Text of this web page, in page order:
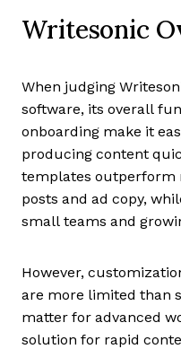
Writesonic
When judging
software, its overall
onboarding make it
producing content
templates outperform
posts and ad copy,
small teams and
However,
are more limited than
matter for advanced
solution for rapid